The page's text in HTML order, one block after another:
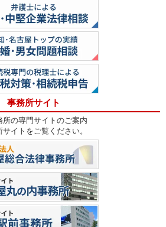
事務所サイト
所の専門サイトのご案内
サイトをご覧ください。